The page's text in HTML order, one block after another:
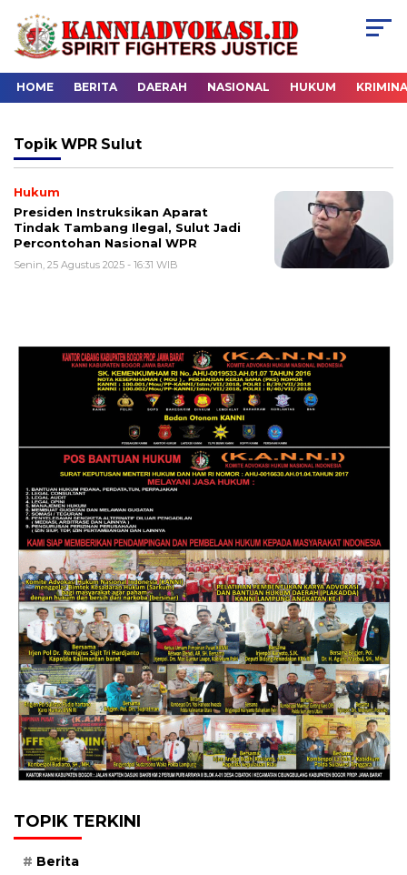
HOME BERITA DAERAH NASIONAL HUKUM
Topik WPR Sulut
Hukum
Presiden Instruksikan Aparat
Tindak Tambang Ilegal, Sulut Jadi
Percontohan Nasional WPR
Senin, 25 Agustus 2025 - 16:31 WIB
TOPIK TERKINI
Berita